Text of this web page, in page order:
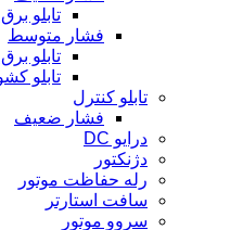
تابلو
فشار متوسط
تابلو
تابلو
تابلو کنترل
فشار ضعیف
درایو DC
دژنکتور
رله حفاظت موتور
سافت استارتر
سروو موتور